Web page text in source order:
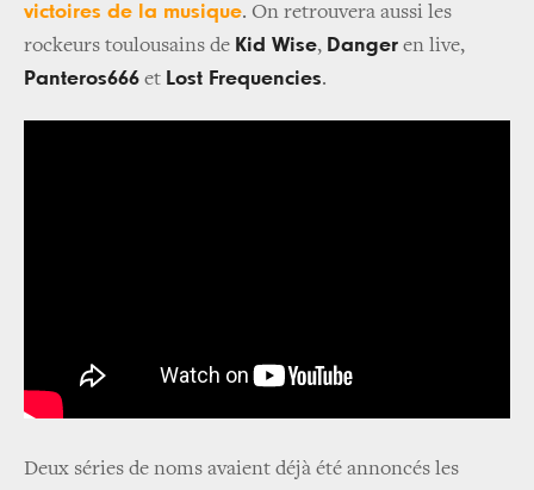
victoires de la musique. On retrouvera aussi les
rockeurs toulousains de Kid Wise, Danger en live,
Panteros666 et Lost Frequencies.
Deux séries de noms avaient déjà été annoncés les